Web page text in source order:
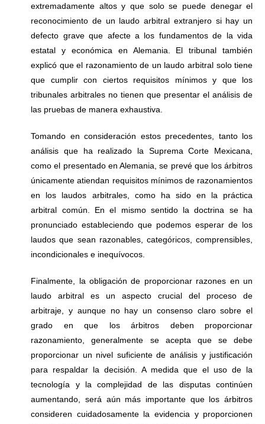
extremadamente altos y que solo se puede denegar el
reconocimiento de un laudo arbitral extranjero si hay un
defecto grave que afecte a los fundamentos de la vida
estatal y económica en Alemania. El tribunal también
explicó que el razonamiento de un laudo arbitral solo tiene
que cumplir con ciertos requisitos mínimos y que los
tribunales arbitrales no tienen que presentar el análisis de
las pruebas de manera exhaustiva.
Tomando en consideración estos precedentes, tanto los
análisis que ha realizado la Suprema Corte Mexicana,
como el presentado en Alemania, se prevé que los árbitros
únicamente atiendan requisitos mínimos de razonamientos
en los laudos arbitrales, como ha sido en la práctica
arbitral común. En el mismo sentido la doctrina se ha
pronunciado estableciendo que podemos esperar de los
laudos que sean razonables, categóricos, comprensibles,
incondicionales e inequívocos.
Finalmente, la obligación de proporcionar razones en un
laudo arbitral es un aspecto crucial del proceso de
arbitraje, y aunque no hay un consenso claro sobre el
grado en que los árbitros deben proporcionar
razonamiento, generalmente se acepta que se debe
proporcionar un nivel suficiente de análisis y justificación
para respaldar la decisión. A medida que el uso de la
tecnología y la complejidad de las disputas continúen
aumentando, será aún más importante que los árbitros
consideren cuidadosamente la evidencia y proporcionen